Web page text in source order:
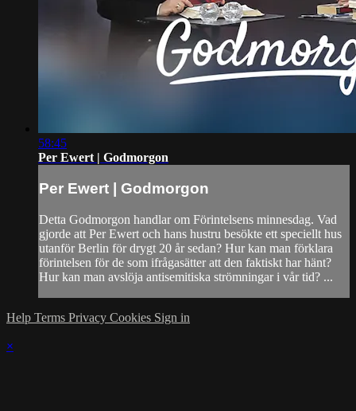
58:45
Per Ewert | Godmorgon
Per Ewert | Godmorgon
Detta Godmorgon handlar om Förintelsens minnesdag. Vad
gjorde att Per Ewert och hans hustru besökte ett speciellt hus
utanför Berlin för drygt 20 år sedan? Hur kan man förklara
förintelsen för de som ifrågasätter att den faktiskt har hänt?
Hur kan man avslöja antisemitiska strömningar i vår tid? ...
Help Terms Privacy Cookies Sign in
×